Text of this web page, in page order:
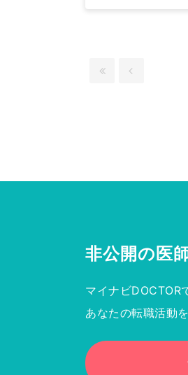
非公開の医
マイナビDOCTOR
あなたの転職活動